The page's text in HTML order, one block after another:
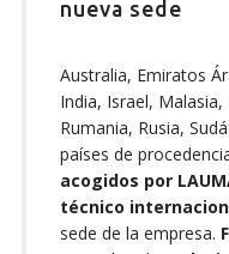
nueva sede
Australia, Emiratos
India, Israel,
Rumania, Rusia,
países de
acogidos por
técnico
sede de la empresa.